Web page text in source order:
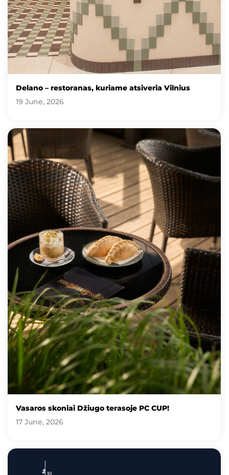
Delano – restoranas, kuriame atsiveria Vilnius
19 June, 2026
Vasaros skoniai Džiugo terasoje PC CUP!
17 June, 2026